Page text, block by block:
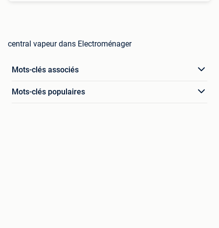
central vapeur dans Electroménager
Mots-clés associés
Mots-clés populaires